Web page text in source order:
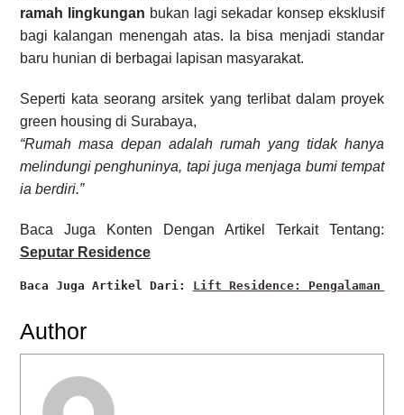
ramah lingkungan bukan lagi sekadar konsep eksklusif
bagi kalangan menengah atas. Ia bisa menjadi standar
baru hunian di berbagai lapisan masyarakat.
Seperti kata seorang arsitek yang terlibat dalam proyek
green housing di Surabaya,
“Rumah masa depan adalah rumah yang tidak hanya
melindungi penghuninya, tapi juga menjaga bumi tempat
ia berdiri.”
Baca Juga Konten Dengan Artikel Terkait Tentang:
Seputar Residence
Baca Juga Artikel Dari: Lift Residence: Pengalaman
Author